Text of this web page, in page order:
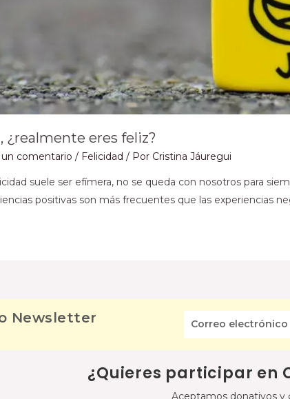
¿realmente eres feliz?
un comentario / Felicidad / Por Cristina Jáuregui
suele ser efímera, no se queda con nosotros para
positivas son más frecuentes que las experiencias
Newsletter
¿Quieres participar en
Aceptamos donativos y